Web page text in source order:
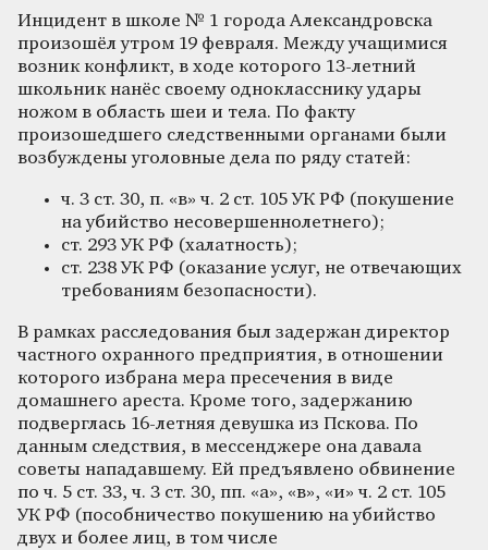
Инцидент в школе № 1 города Александровска
произошёл утром 19 февраля. Между учащимися
возник конфликт, в ходе которого 13-летний
школьник нанёс своему однокласснику удары
ножом в область шеи и тела. По факту
произошедшего следственными органами были
возбуждены уголовные дела по ряду статей:
ч. 3 ст. 30, п. «в» ч. 2 ст. 105 УК РФ (покушение
на убийство несовершеннолетнего);
ст. 293 УК РФ (халатность);
ст. 238 УК РФ (оказание услуг, не отвечающих
требованиям безопасности).
В рамках расследования был задержан директор
частного охранного предприятия, в отношении
которого избрана мера пресечения в виде
домашнего ареста. Кроме того, задержанию
подверглась 16-летняя девушка из Пскова. По
данным следствия, в мессенджере она давала
советы нападавшему. Ей предъявлено обвинение
по ч. 5 ст. 33, ч. 3 ст. 30, пп. «а», «в», «и» ч. 2 ст. 105
УК РФ (пособничество покушению на убийство
двух и более лиц, в том числе